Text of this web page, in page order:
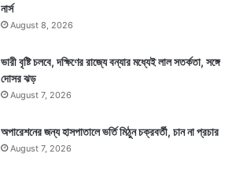
নার্স
August 8, 2026
ভারী বৃষ্টি চলবে, দক্ষিণের রাজ্যে বন্যার মধ্যেই লাল সতর্কতা, সঙ্গে
দোসর ঝড়
August 7, 2026
অপারেশনের জন্য হাসপাতালে ভর্তি মিঠুন চক্রবর্তী, চান না প্রচার
August 7, 2026